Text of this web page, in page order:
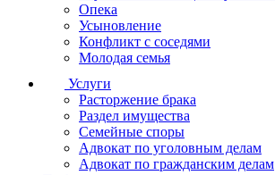
Опека
Усыновление
Конфликт с соседями
Молодая семья
Услуги
Расторжение брака
Раздел имущества
Семейные споры
Адвокат по уголовным делам
Адвокат по гражданским делам